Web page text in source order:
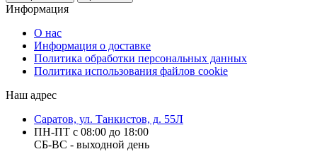
Информация
О нас
Информация о доставке
Политика обработки персональных данных
Политика использования файлов cookie
Наш адрес
Саратов, ул. Танкистов, д. 55Л
ПН-ПТ с 08:00 до 18:00
СБ-ВС - выходной день